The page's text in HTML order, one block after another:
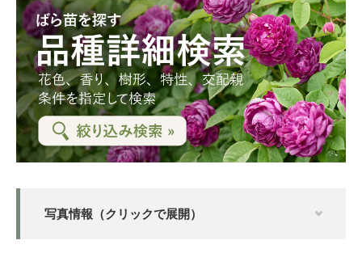
写真情報（クリックで展開）